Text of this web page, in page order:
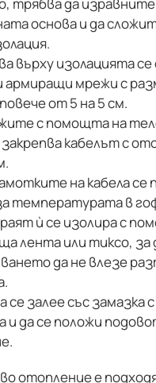
основа и да
върху изолацията се
армиращи мрежи с
от 5 на 5 см.
с помощта на
закрепва кабелът с
на кабела се
температурата в
ѝ се изолира с
лента или тиксо, за
да не влезе
се залее със замазка
и да се положи